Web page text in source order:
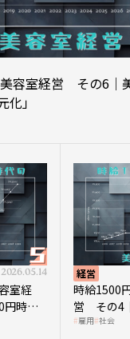
容室経営 その6｜
」
2026.05.14
室経
時代
造を
経営
時給1500
営 その4
上につなげ
雇用 社会